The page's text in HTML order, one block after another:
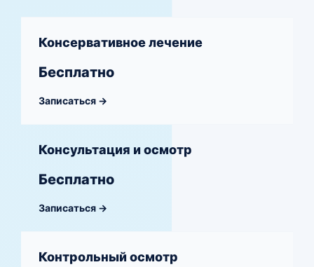
Консервативное лечение
Бесплатно
Записаться →
Консультация и осмотр
Бесплатно
Записаться →
Контрольный осмотр